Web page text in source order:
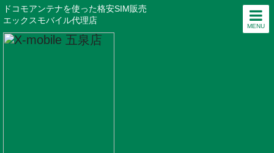
MENU
ドコモアンテナを使った格安SIM販売
エックスモバイル代理店